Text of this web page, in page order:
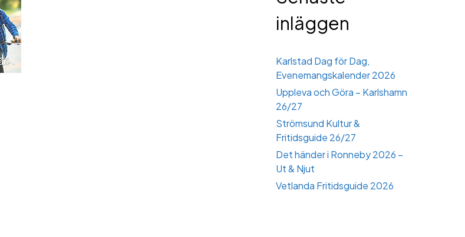
inläggen
Karlstad Dag för Dag,
Evenemangskalender 2026
Uppleva och Göra – Karlshamn
26/27
Strömsund Kultur &
Fritidsguide 26/27
Det händer i Ronneby 2026 –
Ut & Njut
Vetlanda Fritidsguide 2026